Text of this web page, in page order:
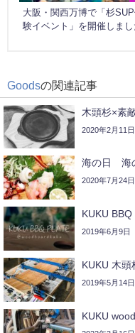
大阪・関西万博で「杉
験イベント」を開催しまし
Goodsの関連記事
木頭杉×素
2020年2月11日
海の日 海
2020年7月24日
KUKU
2019年6月9日
KUKU 木頭
2019年5月14日
KUKU